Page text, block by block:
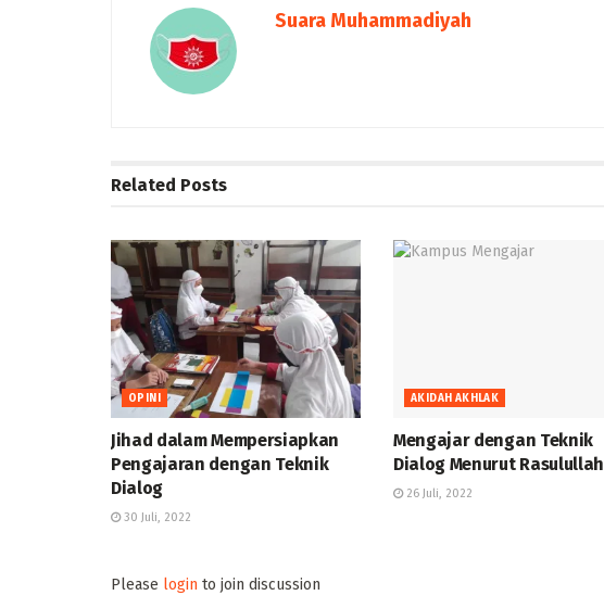
Suara Muhammadiyah
Related Posts
OPINI
Jihad dalam Mempersiapkan
Pengajaran dengan Teknik
Dialog
30 Juli, 2022
AKIDAH AKHLAK
Mengajar dengan Teknik
Dialog Menurut Rasulullah
26 Juli, 2022
Please login to join discussion